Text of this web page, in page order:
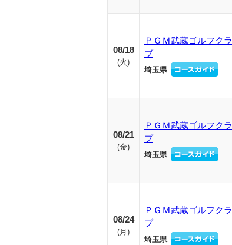
08/18
(火)
ＰＧＭ武蔵ゴルフクラ
ブ
埼玉県
08/21
(金)
ＰＧＭ武蔵ゴルフクラ
ブ
埼玉県
08/24
(月 )
ＰＧＭ武蔵ゴルフクラ
ブ
埼玉県